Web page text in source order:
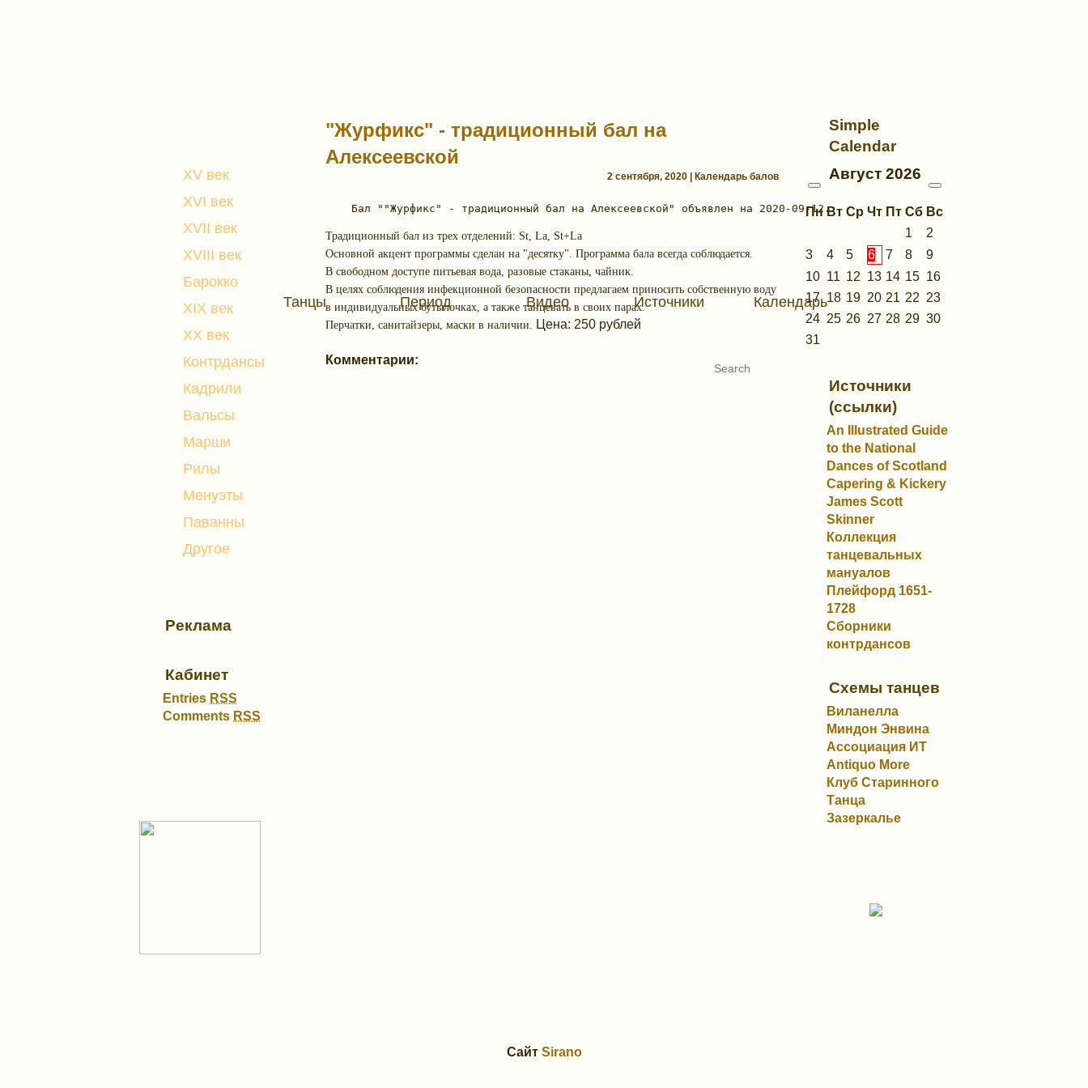
Танцы Период Видео Источники Календарь
XV век
XVI век
XVII век
XVIII век
Барокко
XIX век
XX век
Контрдансы
Кадрили
Вальсы
Марши
Рилы
Менуэты
Паванны
Другое
Реклама
Кабинет
Entries RSS
Comments RSS
"Журфикс" - традиционный бал на
Алексеевской
2 сентября, 2020 | Календарь балов
Традиционный бал из трех отделений: St, La, St+La
Основной акцент программы сделан на "десятку". Программа бала всегда соблюдается.
В свободном доступе питьевая вода, разовые стаканы, чайник.
В целях соблюдения инфекционной безопасности предлагаем приносить собственную воду
в индивидуальных бутылочках, а также танцевать в своих парах.
Перчатки, санитайзеры, маски в наличии. Цена: 250 рублей
Комментарии:
Simple
Calendar
Август 2026
Пн Вт Ср Чт Пт Сб Вс
1
2
3
4 5 6 7 8
9
10 11 12 13 14 15 16
17 18 19 20 21 22 23
24 25 26 27 28 29 30
31
Источники
(ссылки)
An Illustrated Guide
to the National
Dances of Scotland
Capering & Kickery
James Scott
Skinner
Коллекция
танцевальных
мануалов
Плейфорд 1651-
1728
Сборники
контрдансов
Схемы танцев
Виланелла
Миндон Энвина
Ассоциация ИТ
Antiquo More
Клуб Старинного
Танца
Зазеркалье
Сайт Sirano